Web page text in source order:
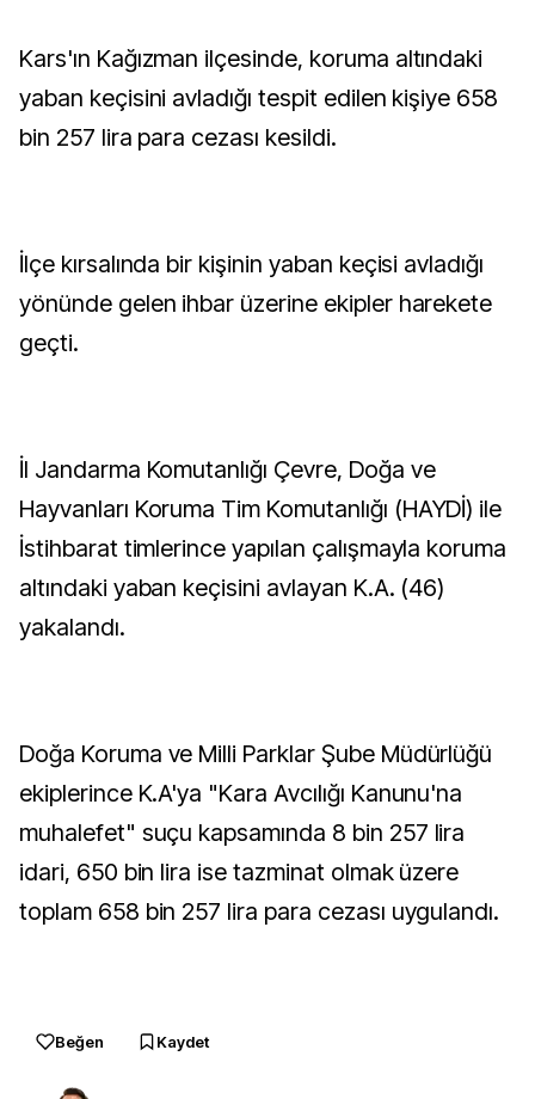
Kars'ın Kağızman ilçesinde, koruma altındaki
yaban keçisini avladığı tespit edilen kişiye 658
bin 257 lira para cezası kesildi.
İlçe kırsalında bir kişinin yaban keçisi avladığı
yönünde gelen ihbar üzerine ekipler harekete
geçti.
İl Jandarma Komutanlığı Çevre, Doğa ve
Hayvanları Koruma Tim Komutanlığı (HAYDİ) ile
İstihbarat timlerince yapılan çalışmayla koruma
altındaki yaban keçisini avlayan K.A. (46)
yakalandı.
Doğa Koruma ve Milli Parklar Şube Müdürlüğü
ekiplerince K.A'ya "Kara Avcılığı Kanunu'na
muhalefet" suçu kapsamında 8 bin 257 lira
idari, 650 bin lira ise tazminat olmak üzere
toplam 658 bin 257 lira para cezası uygulandı.
Beğen Kaydet